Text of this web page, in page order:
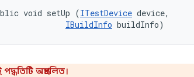
void setUp (ITestDevice device,
IBuildInfo buildInfo)
অপ্রচলিত।